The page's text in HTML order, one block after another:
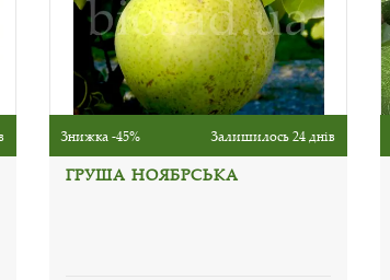
Знижка -45% Залишилось 24 днів
ГРУША НОЯБРСЬКА